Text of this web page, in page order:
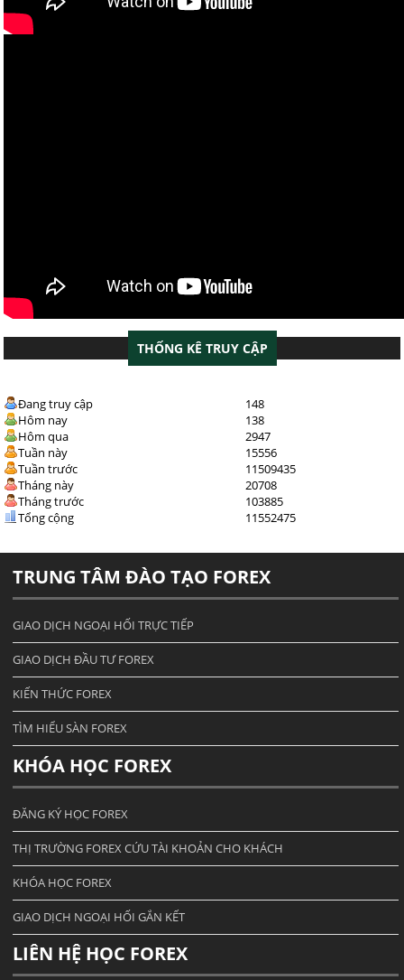
THỐNG KÊ TRUY CẬP
Đang truy cập
148
Hôm nay
138
Hôm qua
2947
Tuần này
15556
Tuần trước
11509435
Tháng này
20708
Tháng trước
103885
Tổng cộng
11552475
TRUNG TÂM ĐÀO TẠO FOREX
GIAO DỊCH NGOẠI HỐI TRỰC TIẾP
GIAO DỊCH ĐẦU TƯ FOREX
KIẾN THỨC FOREX
TÌM HIỂU SÀN FOREX
KHÓA HỌC FOREX
ĐĂNG KÝ HỌC FOREX
THỊ TRƯỜNG FOREX CỨU TÀI KHOẢN CHO KHÁCH
KHÓA HỌC FOREX
GIAO DỊCH NGOẠI HỐI GẮN KẾT
LIÊN HỆ HỌC FOREX